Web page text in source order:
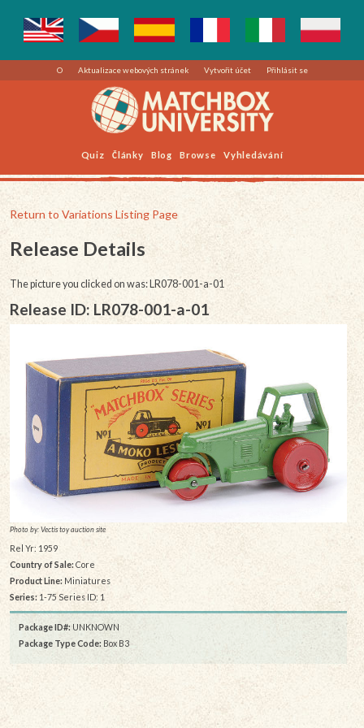
O Aktualizace webových stránek Vytvořit účet Přihlásit se
Quiz Články Blog Browse Vyhledávání
Return to Variations Listing Page
Release Details
The picture you clicked on was: LR078-001-a-01
Release ID: LR078-001-a-01
Photo by: Vectis toy auction site
Rel Yr: 1959
Country of Sale: Core
Product Line:Miniatures
Series:1-75 Series ID: 1
Package ID#: UNKNOWN
Package Type Code: Box B3